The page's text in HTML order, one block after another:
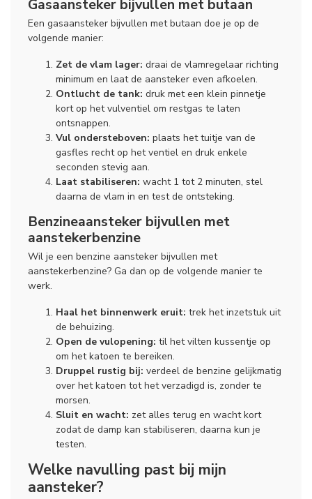
Gasaansteker bijvullen met butaan
Een gasaansteker bijvullen met butaan doe je op de
volgende manier:
Zet de vlam lager: draai de vlamregelaar richting
minimum en laat de aansteker even afkoelen.
Ontlucht de tank: druk met een klein pinnetje
kort op het vulventiel om restgas te laten
ontsnappen.
Vul ondersteboven: plaats het tuitje van de
gasfles recht op het ventiel en druk enkele
seconden stevig aan.
Laat stabiliseren: wacht 1 tot 2 minuten, stel
daarna de vlam in en test de ontsteking.
Benzineaansteker bijvullen met
aanstekerbenzine
Wil je een benzine aansteker bijvullen met
aanstekerbenzine? Ga dan op de volgende manier te
werk.
Haal het binnenwerk eruit: trek het inzetstuk uit
de behuizing.
Open de vulopening: til het vilten kussentje op
om het katoen te bereiken.
Druppel rustig bij: verdeel de benzine gelijkmatig
over het katoen tot het verzadigd is, zonder te
morsen.
Sluit en wacht: zet alles terug en wacht kort
zodat de damp kan stabiliseren, daarna kun je
testen.
Welke navulling past bij mijn
aansteker?